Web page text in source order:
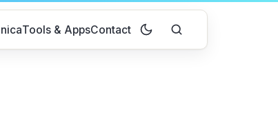
Tools & AppsContact